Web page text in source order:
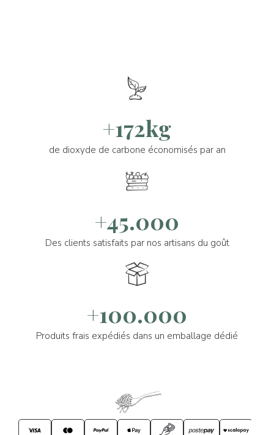
+172kg
de dioxyde de carbone économisés par an
+45.000
Des clients satisfaits par nos artisans du goût
+100.000
Produits frais expédiés dans un emballage dédié